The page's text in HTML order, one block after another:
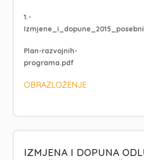
1.-
Plan-razvojnih-
programa.pdf
OBRAZLOŽENJE
IZMJENA I DOPUNA